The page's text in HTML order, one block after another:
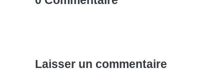
Laisser un commentaire